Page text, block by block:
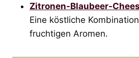
Zitronen-Blaubeer-
Eine köstliche
fruchtigen Aromen.